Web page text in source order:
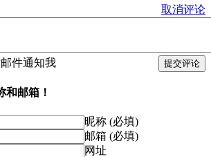
取消评论
提交评论
件通知我
和邮箱！
昵称 (必填)
邮箱 (必填)
网址